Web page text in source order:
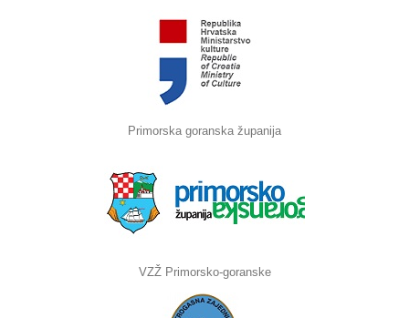
Primorska goranska županija
VZŽ Primorsko-goranske